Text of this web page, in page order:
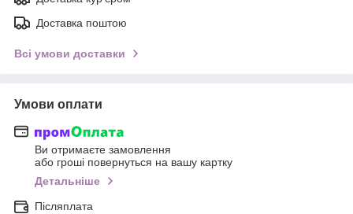
Доставка поштою
Всі умови доставки
Умови оплати
Ви отримаєте замовлення
або гроші повернуться на вашу картку
Детальніше
Післяплата